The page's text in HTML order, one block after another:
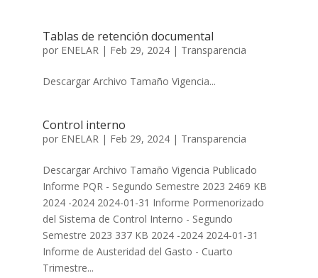
Tablas de retención documental
por ENELAR| Feb 29, 2024| Transparencia
Descargar Archivo Tamaño Vigencia...
Control interno
por ENELAR| Feb 29, 2024| Transparencia
Descargar Archivo Tamaño Vigencia Publicado
Informe PQR - Segundo Semestre 2023 2469 KB
2024 -2024 2024-01-31 Informe Pormenorizado
del Sistema de Control Interno - Segundo
Semestre 2023 337 KB 2024 -2024 2024-01-31
Informe de Austeridad del Gasto - Cuarto
Trimestre...